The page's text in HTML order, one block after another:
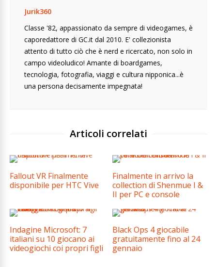
Jurik360
Classe '82, appassionato da sempre di videogames, è
caporedattore di GC.it dal 2010. E' collezionista
attento di tutto ciò che è nerd e ricercato, non solo in
campo videoludico! Amante di boardgames,
tecnologia, fotografia, viaggi e cultura nipponica...è
una persona decisamente impegnata!
Articoli correlati
Fallout VR Finalmente
disponibile per HTC Vive
Finalmente in arrivo la
collection di Shenmue I &
II per PC e console
Indagine Microsoft: 7
italiani su 10 giocano ai
videogiochi coi propri figli
Black Ops 4 giocabile
gratuitamente fino al 24
gennaio